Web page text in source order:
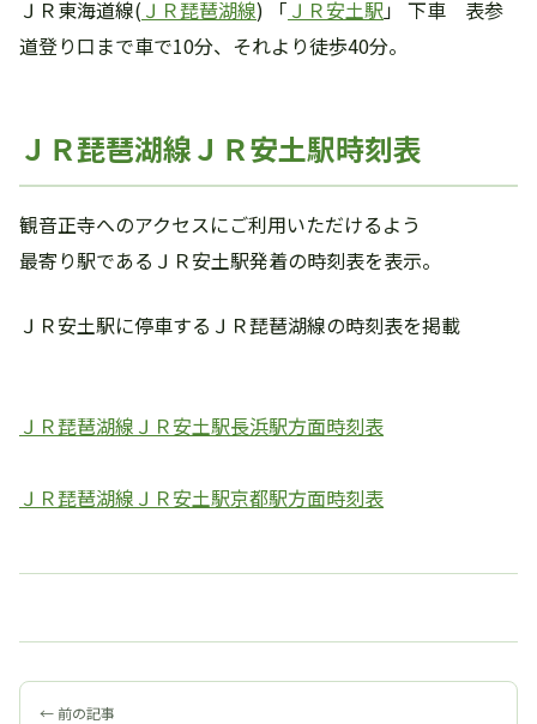
ＪＲ東海道線( ＪＲ琵琶湖線) 「 ＪＲ安土駅 」 下車 表参
道登り口まで車で10分、それより徒歩40分。
ＪＲ琵琶湖線ＪＲ安土駅時刻表
観音正寺へのアクセスにご利用いただけるよう
最寄り駅であるＪＲ安土駅発着の時刻表を表示。
ＪＲ安土駅に停車するＪＲ琵琶湖線の時刻表を掲載
ＪＲ琵琶湖線ＪＲ安土駅長浜駅方面時刻表
ＪＲ琵琶湖線ＪＲ安土駅京都駅方面時刻表
← 前の記事